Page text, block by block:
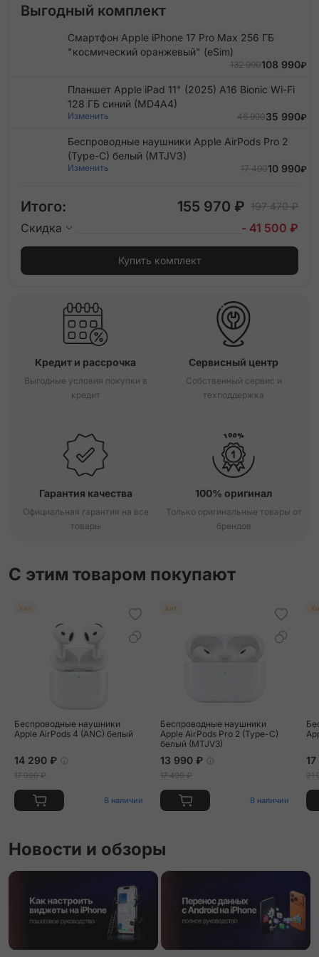
Выгодный комплект
Смартфон Apple iPhone 17 Pro Max 256 ГБ
"космический оранжевый" (eSim)
108 990₽
132 990
Планшет Apple iPad 11" (2025) A16 Bionic Wi-Fi
128 ГБ синий (MD4A4)
Изменить 35 990₽
46 990
Беспроводные наушники Apple AirPods Pro 2
(Type-C) белый (MTJV3)
Изменить 10 990₽
17 490
Итого: 155 970 ₽ 197 470 ₽
Скидка - 41 500 ₽
Купить комплект
Кредит и рассрочка
Выгодные условия покупки в
кредит
Сервисный центр
Собственный сервис и
техподдержка
Гарантия качества
Официальная гарантия на все
товары
100% оригинал
Только оригинальные товары от
брендов
С этим товаром покупают
Хит
Беспроводные наушники
Apple AirPods 4 (ANC) белый
14 290 ₽
17 990 ₽
В наличии
Хит
Беспроводные наушники
Apple AirPods Pro 2 (Type-C)
белый (MTJV3)
13 990 ₽
17 490 ₽
В наличии
21
Новости и обзоры